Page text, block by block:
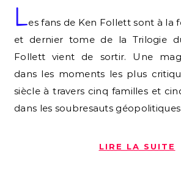
Les fans de Ken Follett sont à la
et dernier tome de la Trilogie
Follett vient de sortir. Une
dans les moments les plus
siècle à travers cinq familles et
dans les soubresauts
LIRE LA SUITE